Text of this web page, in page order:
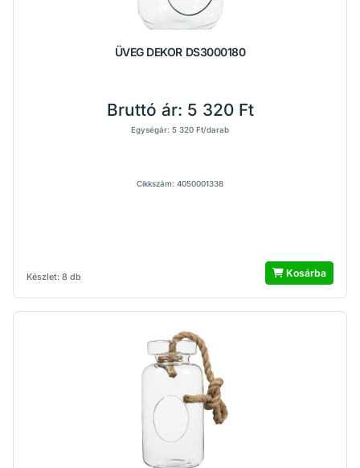
ÜVEG DEKOR DS3000180
Készlet: 8 db
Bruttó ár: 5 320 Ft
Egységár: 5 320 Ft/darab
Cikkszám: 4050001338
Kosárba